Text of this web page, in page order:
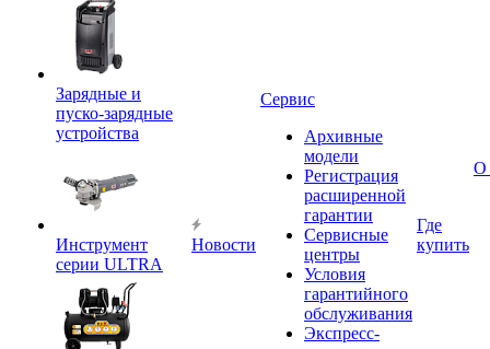
Зарядные и
пуско-зарядные
устройства
Инструмент
серии ULTRA
Новости
Сервис
Архивные
модели
Регистрация
расширенной
гарантии
Сервисные
центры
Условия
гарантийного
обслуживания
Экспресс-
Где
купить
О